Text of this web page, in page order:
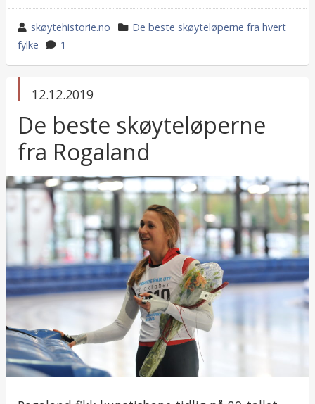
wrote
by
skøytehistorie.no
category
De beste skøyteløperne fra hvert
fylke
1
published
12.12.2019
De beste skøyteløperne
fra Rogaland